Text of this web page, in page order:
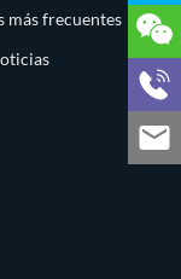
más frecuentes